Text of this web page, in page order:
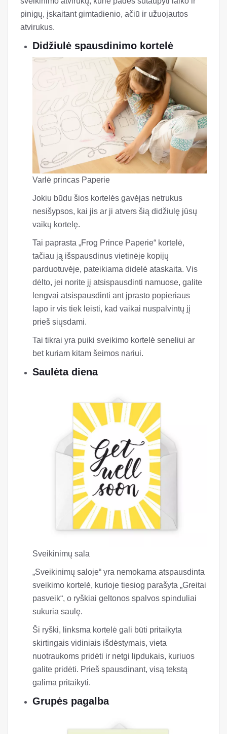
pinigų, įskaitant gimtadienio, ačiū ir užuojautos
atvirukus.
Didžiulė spausdinimo kortelė
Varlė princas Paperie
Jokiu būdu šios kortelės gavėjas netrukus
nesišypsos, kai jis ar ji atvers šią didžiulę jūsų
vaikų kortelę.
Tai paprasta „Frog Prince Paperie“ kortelė,
tačiau ją išspausdinus vietinėje kopijų
parduotuvėje, pateikiama didelė ataskaita. Vis
dėlto, jei norite jį atsispausdinti namuose, galite
lengvai atsispausdinti ant įprasto popieriaus
lapo ir vis tiek leisti, kad vaikai nuspalvintų jį
prieš siųsdami.
Tai tikrai yra puiki sveikimo kortelė seneliui ar
bet kuriam kitam šeimos nariui.
Saulėta diena
Sveikinimų sala
„Sveikinimų saloje“ yra nemokama atspausdinta
sveikimo kortelė, kurioje tiesiog parašyta „Greitai
pasveik“, o ryškiai geltonos spalvos spinduliai
sukuria saulę.
Ši ryški, linksma kortelė gali būti pritaikyta
skirtingais vidiniais išdėstymais, vieta
nuotraukoms pridėti ir netgi lipdukais, kuriuos
galite pridėti. Prieš spausdinant, visą tekstą
galima pritaikyti.
Grupės pagalba